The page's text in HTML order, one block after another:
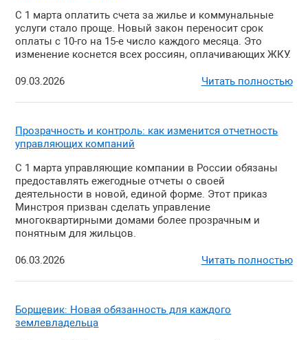
С 1 марта оплатить счета за жилье и коммунальные
услуги стало проще. Новый закон переносит срок
оплаты с 10-го на 15-е число каждого месяца. Это
изменение коснется всех россиян, оплачивающих ЖКУ.
09.03.2026 Читать полностью
Прозрачность и контроль: как изменится отчетность
управляющих компаний
С 1 марта управляющие компании в России обязаны
предоставлять ежегодные отчеты о своей
деятельности в новой, единой форме. Этот приказ
Минстроя призван сделать управление
многоквартирными домами более прозрачным и
понятным для жильцов.
06.03.2026 Читать полностью
Борщевик: Новая обязанность для каждого
землевладельца